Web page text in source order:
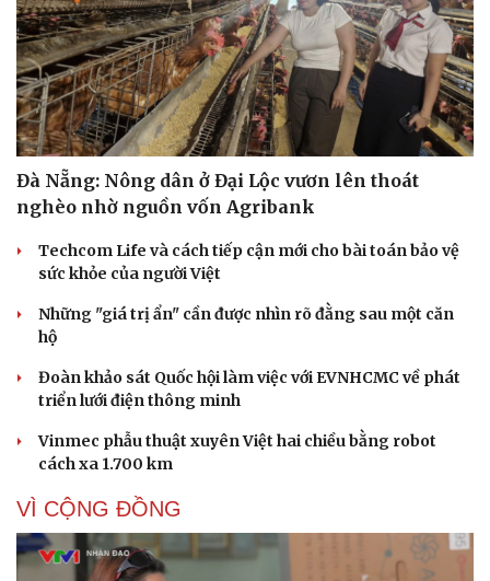
Cải chính
Đà Nẵng: Nông dân ở Đại Lộc vươn lên thoát
nghèo nhờ nguồn vốn Agribank
Techcom Life và cách tiếp cận mới cho bài toán bảo vệ
sức khỏe của người Việt
Những "giá trị ẩn" cần được nhìn rõ đằng sau một căn
hộ
Đoàn khảo sát Quốc hội làm việc với EVNHCMC về phát
triển lưới điện thông minh
Vinmec phẫu thuật xuyên Việt hai chiều bằng robot
cách xa 1.700 km
VÌ CỘNG ĐỒNG